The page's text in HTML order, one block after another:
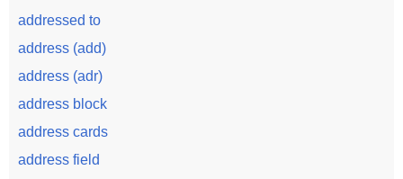
addressed to
address (add)
address (adr)
address block
address cards
address field